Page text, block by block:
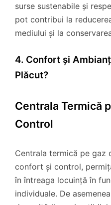
surse sustenabile și
pot contribui la
mediului și la
4. Confort și
Plăcut?
Centrala Termică
Control
Centrala termică pe gaz
confort și control,
în întreaga locuință în
individuale. De